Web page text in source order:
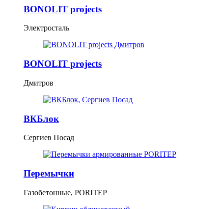
BONOLIT projects
Электросталь
BONOLIT projects
Дмитров
ВКБлок
Сергиев Посад
Перемычки
Газобетонные, PORITEP